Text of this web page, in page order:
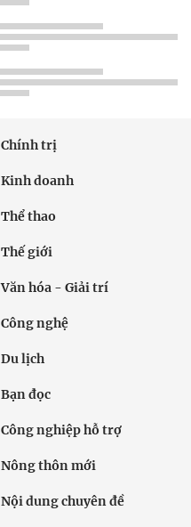
Chính trị
Kinh doanh
Thể thao
Thế giới
Văn hóa - Giải trí
Công nghệ
Du lịch
Bạn đọc
Công nghiệp hỗ trợ
Nông thôn mới
Nội dung chuyên đề